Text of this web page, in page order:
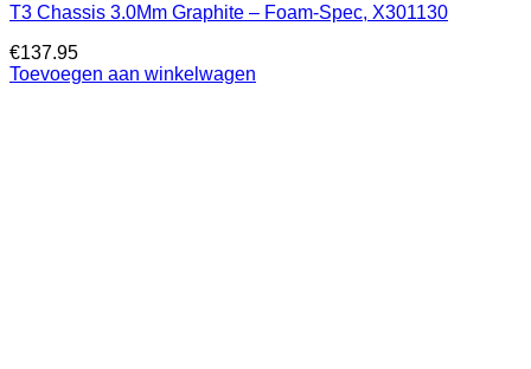
T3 Chassis 3.0Mm Graphite – Foam-Spec, X301130
€137.95
Toevoegen aan winkelwagen